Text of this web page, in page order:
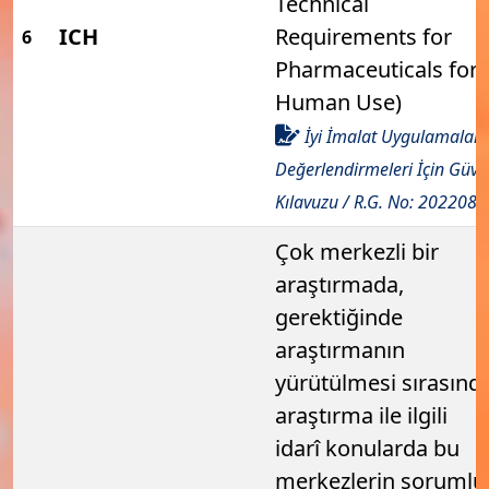
6 ICH
Requirements for
Pharmaceuticals for
Human Use)
İyi İmalat Uygulamaları
Değerlendirmeleri İçin
Kılavuzu / R.G. No:
Çok merkezli bir
araştırmada,
gerektiğinde
araştırmanın
yürütülmesi
araştırma ile ilgili
idarî konularda bu
merkezlerin sorumlu